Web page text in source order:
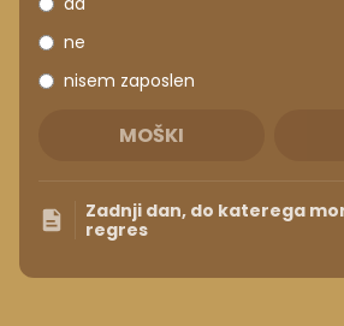
ne
nisem zaposlen
MOŠKI
Zadnji dan, do katerega
regres